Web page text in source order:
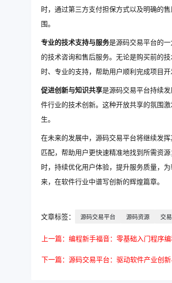
时，通过第三方支付担保方式以及明确的
围。
专业的技术支持与服务是源码交易平台的
的技术咨询和售后服务。无论是购买前的
时、专业的支持，帮助用户顺利完成项目开
促进创新与知识共享是源码交易平台持续
件行业的技术创新。这种开放共享的氛围
生。
在未来的发展中，源码交易平台将继续发
匹配，帮助用户更快速精准地找到所需资
时，持续优化用户体验，提升服务质量，
来，在软件行业中谱写创新的辉煌篇章。
文章标签： 源码交易平台 源码资源 交
上一篇：编程新手福音：零基础入门程序
下一篇：源码交易平台：驱动软件产业创